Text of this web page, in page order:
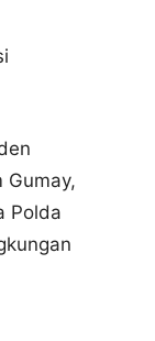
Gumay,
Polda